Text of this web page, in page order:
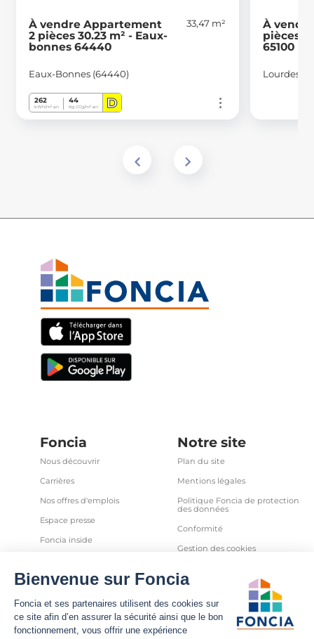
À vendre Appartement
2 pièces 30.23 m² - Eaux-
bonnes 64440
33,47 m²
Eaux-Bonnes (64440)
262
kWh/m².an
44
Kg CO2/m².an D
À
pièces
65100
Lourdes
Foncia
Nous découvrir
Carrières
Nos offres d'emplois
Espace presse
Foncia inside
Partenaires
Notre site
Plan du site
Mentions légales
Politique Foncia de protection
des données
Conformité
Gestion des cookies
et autres traceurs
Sécurité informatique
Déclaration d'accessibilité